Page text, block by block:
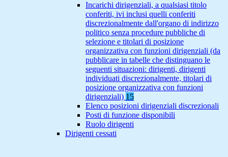
Incarichi dirigenziali, a qualsiasi titolo
conferiti, ivi inclusi quelli conferiti
discrezionalmente dall'organo di indirizzo
politico senza procedure pubbliche di
selezione e titolari di posizione
organizzativa con funzioni dirigenziali (da
pubblicare in tabelle che distinguano le
seguenti situazioni: dirigenti, dirigenti
individuati discrezionalmente, titolari di
posizione organizzativa con funzioni
dirigenziali) 15
Elenco posizioni dirigenziali discrezionali
Posti di funzione disponibili
Ruolo dirigenti
Dirigenti cessati